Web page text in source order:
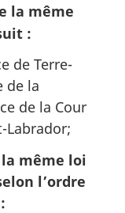
la même
:
de Terre-
de la
de la Cour
Labrador;
la même loi
l’ordre